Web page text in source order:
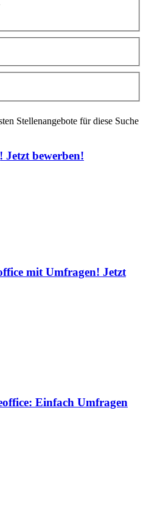
Stellenangebote für diese Suche
Jetzt bewerben!
mit Umfragen! Jetzt
Einfach Umfragen